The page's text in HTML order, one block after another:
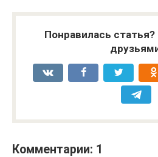
Понравилась
Комментарии: 1